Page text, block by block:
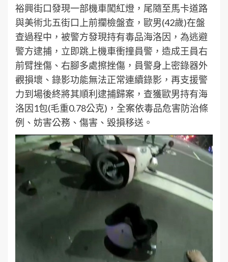
裕興街口發現一部機車闖紅燈，尾隨至馬卡道路
與美術北五街口上前攔檢盤查，歐男(42歲)在盤
查過程中，被警方發現持有毒品海洛因，為逃避
警方逮捕，立即跳上機車衝撞員警，造成王員右
前臂挫傷、右腳多處擦挫傷，員警身上密錄器外
觀損壞、錄影功能無法正常連續錄影，再支援警
力到場後終將其順利逮捕歸案，查獲歐男持有海
洛因1包(毛重0.78公克)，全案依毒品危害防治條
例、妨害公務、傷害、毀損移送。